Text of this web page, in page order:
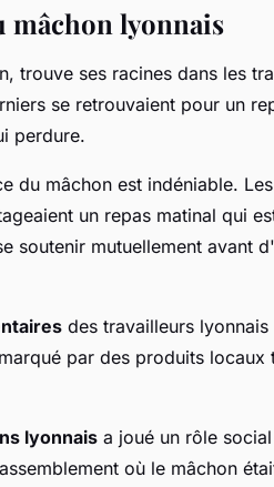
mâchon lyonnais
trouve ses racines dans les
se retrouvaient pour un
perdure.
du mâchon est indéniable.
un repas matinal qui
soutenir mutuellement avant
des travailleurs
par des produits locaux
lyonnais a joué un rôle
où le mâchon